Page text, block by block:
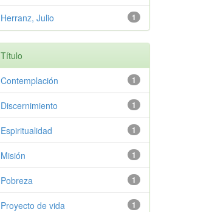
1
Herranz, Julio
Título
1
Contemplación
1
Discernimiento
1
Espiritualidad
1
Misión
1
Pobreza
1
Proyecto de vida